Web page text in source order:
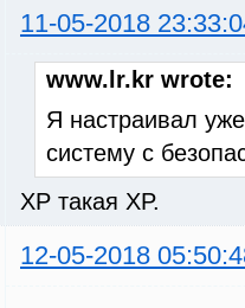
11-05-2018
www.lr.kr wrote:
Я настраивал
систему с
XP такая XP.
12-05-2018